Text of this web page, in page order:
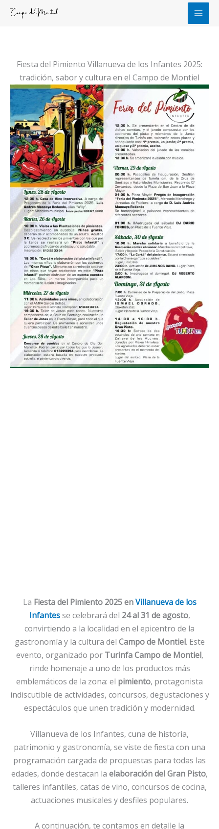
Fiesta del Pimiento Villanueva de los Infantes 2025:
tradición, sabor y cultura en el Campo de Montiel
La Fiesta del Pimiento 2025 enVillanueva de los
Infantesse celebrará del 24 al 31 de agosto,
convirtiendo a la localidad en el epicentro de la
gastronomía y la cultura del Campo de Montiel. Este
evento, organizado por Turinfa Campo de Montiel,
rinde homenaje a uno de los productos más
emblemáticos de la zona: el pimiento, protagonista
indiscutible de actividades, concursos, degustaciones y
espectáculos que unen tradición y modernidad.
Villanueva de los Infantes, cuna de historia,
patrimonio y gastronomía, se viste de fiesta con una
programación cargada de propuestas para todas las
edades, donde destacan la elaboración del Gran Pisto,
talleres infantiles, catas de vino, concursos de cocina,
actuaciones musicales y desfiles populares.
A continuación, te contamos en detalle la